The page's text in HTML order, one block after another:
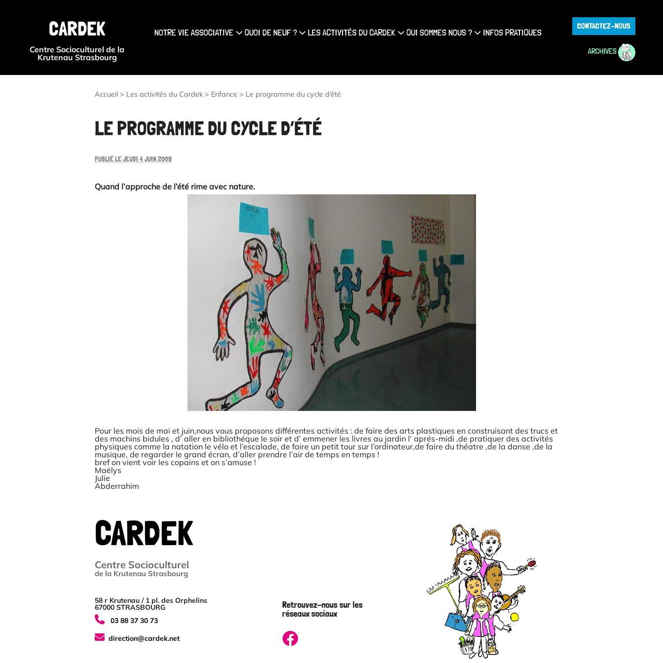
CARDEK
Centre Socioculturel de la
Krutenau Strasbourg
NOTRE VIE ASSOCIATIVE QUOI DE NEUF ? LES ACTIVITÉS DU CARDEK QUI SOMMES NOUS ? INFOS PRATIQUES
CONTACTEZ-NOUS
ARCHIVES
Accueil > Les activités du Cardek > Enfance > Le programme du cycle d’été
LE PROGRAMME DU CYCLE D’ÉTÉ
PUBLIÉ LE JEUDI 4 JUIN 2009
Quand l’approche de l’été rime avec nature.
Pour les mois de mai et juin,nous vous proposons différentes activités : de faire des arts plastiques en construisant des trucs et
des machins bidules , d’ aller en bibliothéque le soir et d’ emmener les livres au jardin l’ aprés-midi ,de pratiquer des activités
physiques comme la natation le vélo et l’escalade, de faire un petit tour sur l’ordinateur,de faire du théatre ,de la danse ,de la
musique, de regarder le grand écran, d’aller prendre l’air de temps en temps !
bref on vient voir les copains et on s’amuse !
Maëlys
Julie
Abderrahim
CARDEK
Centre Socioculturel
de la Krutenau Strasbourg
58 r Krutenau / 1 pl. des Orphelins
67000 STRASBOURG
03 88 37 30 73
direction@cardek.net
Retrouvez-nous sur les
réseaux sociaux